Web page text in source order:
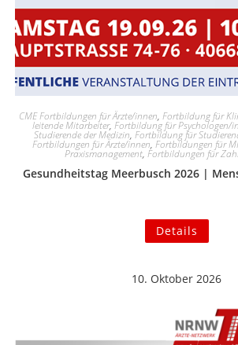
CME Fortbildungen für Ärzte/innen, Fortbildung für
leitende Mitarbeiter, Fortbildung für Psychologen/
Studierende der Medizin, Fortbildung für
Fortbildungen für Ärzte/innen, Fortbildungen für
Praxismanagement, Fortbildungen für
Gesundheitstag Meerbusch 2026 |
Details
10. Oktober 2026